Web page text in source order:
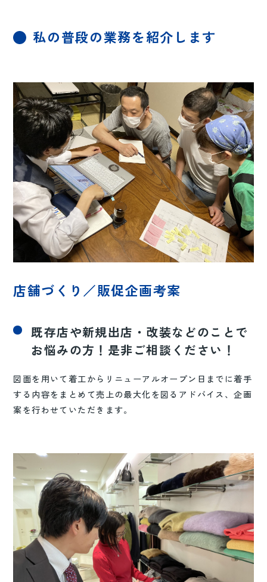
私の普段の業務を紹介します
店舗づくり／販促企画考案
既存店や新規出店・改装などのことで
お悩みの方！是非ご相談ください！
図面を用いて着工からリニューアルオープン日までに着手
する内容をまとめて売上の最大化を図るアドバイス、企画
案を行わせていただきます。